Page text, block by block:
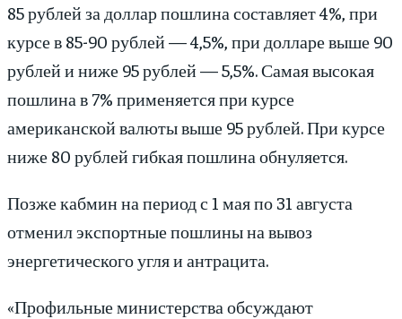
85 рублей за доллар пошлина составляет 4%, при
курсе в 85-90 рублей — 4,5%, при долларе выше 90
рублей и ниже 95 рублей — 5,5%. Самая высокая
пошлина в 7% применяется при курсе
американской валюты выше 95 рублей. При курсе
ниже 80 рублей гибкая пошлина обнуляется.
Позже кабмин на период с 1 мая по 31 августа
отменил экспортные пошлины на вывоз
энергетического угля и антрацита.
«Профильные министерства обсуждают